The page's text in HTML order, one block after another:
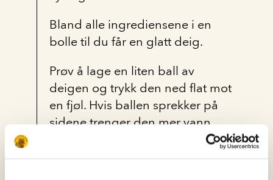
Bland alle ingrediensene i en
bolle til du får en glatt deig.
Prøv å lage en liten ball av
deigen og trykk den ned flat mot
en fjøl. Hvis ballen sprekker på
sidene trenger den mer vann.